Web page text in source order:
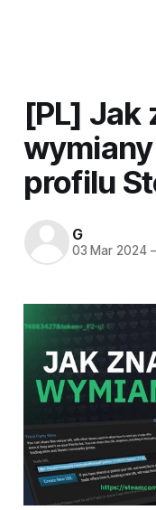
[PL] Jak
profilu
G
03 Mar 2024